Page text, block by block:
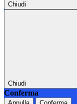
Chiudi
Chiudi
Conferma